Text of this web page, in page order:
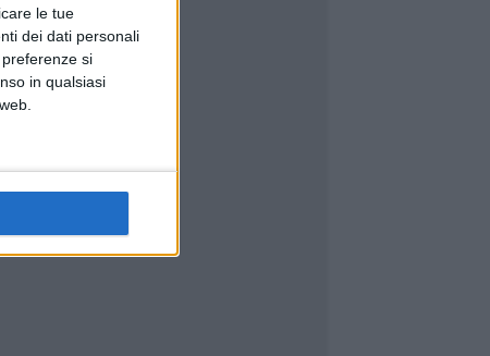
le tue
dei dati personali
si
in qualsiasi